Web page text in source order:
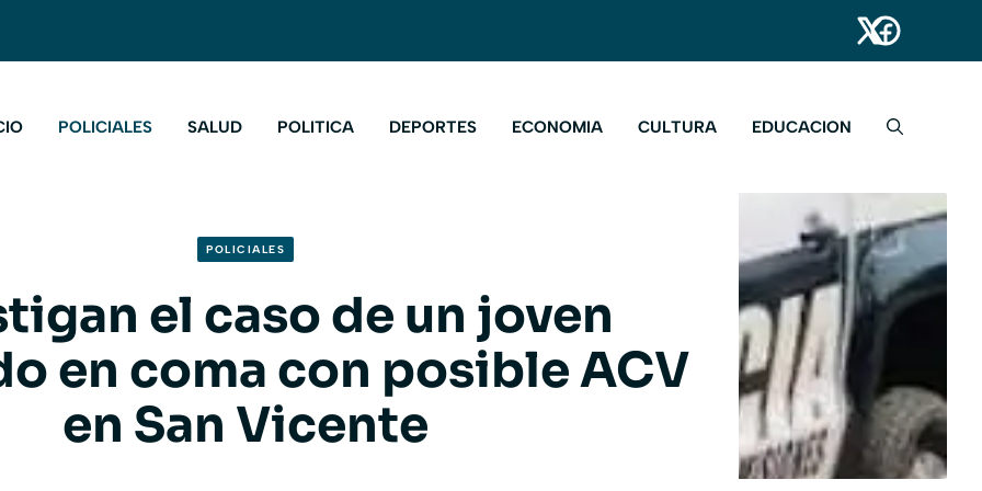
POLICIALES SALUD POLITICA DEPORTES ECONOMIA CULTURA EDUCACION
POLICIALES
el caso de un joven
en coma con posible ACV
en San Vicente